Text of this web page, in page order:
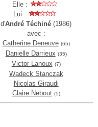
Elle :
Lui :
d'André Téchiné (1986)
avec :
Catherine Deneuve (65)
Danielle Darrieux (35)
Victor Lanoux (7)
Wadeck Stanczak
Nicolas Giraudi
Claire Nebout (5)